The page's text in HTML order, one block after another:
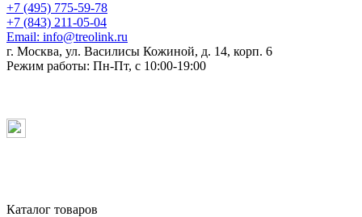
+7 (495) 775-59-78
+7 (843) 211-05-04
Email: info@treolink.ru
г. Москва, ул. Василисы Кожиной, д. 14, корп. 6
Режим работы: Пн-Пт, с 10:00-19:00
Каталог товаров